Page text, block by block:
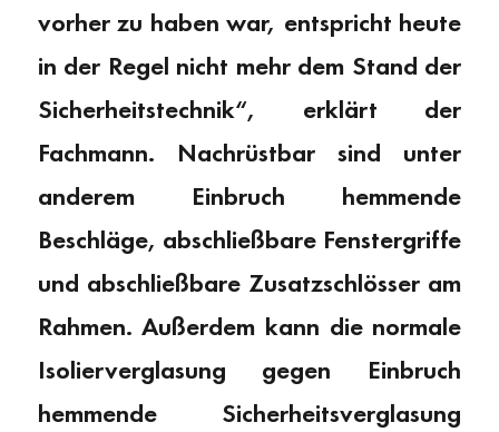
vorher zu haben war, entspricht heute
in der Regel nicht mehr dem Stand der
Sicherheitstechnik“, erklärt der
Fachmann. Nachrüstbar sind unter
anderem Einbruch hemmende
Beschläge, abschließbare Fenstergriffe
und abschließbare Zusatzschlösser am
Rahmen. Außerdem kann die normale
Isolierverglasung gegen Einbruch
hemmende Sicherheitsverglasung